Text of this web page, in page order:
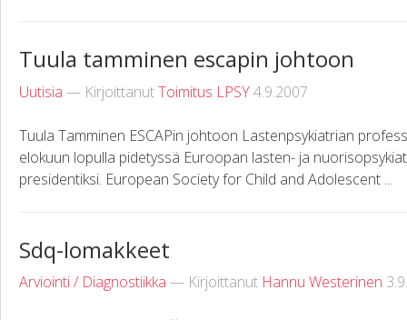
Tuula tamminen escapin johtoon
Uutisia — KirjoittanutToimitus LPSY4.9.2007
Tuula Tamminen ESCAPin johtoon Lastenpsykiatrian
elokuun lopulla pidetyssä Euroopan lasten- ja
presidentiksi. European Society for Child and Adolescent ...
Sdq-lomakkeet
Arviointi / Diagnostiikka — Kirjoittanut Hannu Westerinen